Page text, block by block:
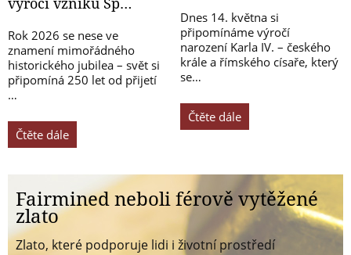
Rok 2026 se nese ve
znamení mimořádného
historického jubilea – svět si
připomíná 250 let od přijetí
…
Čtěte dále
Dnes 14. května si
připomínáme výročí
narození Karla IV. – českého
krále a římského císaře, který
se…
Čtěte dále
Fairmined neboli férově vytěžené
zlato
Zlato, které podporuje lidi i životní prostředí